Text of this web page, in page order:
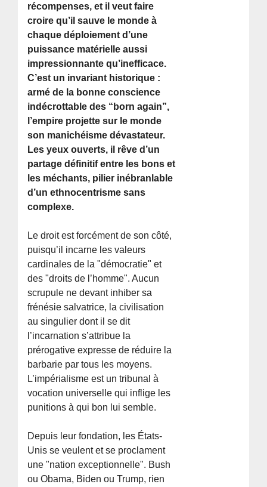
récompenses, et il veut faire
croire qu’il sauve le monde à
chaque déploiement d’une
puissance matérielle aussi
impressionnante qu’inefficace.
C’est un invariant historique :
armé de la bonne conscience
indécrottable des “born again”,
l’empire projette sur le monde
son manichéisme dévastateur.
Les yeux ouverts, il rêve d’un
partage définitif entre les bons et
les méchants, pilier inébranlable
d’un ethnocentrisme sans
complexe.
Le droit est forcément de son côté,
puisqu’il incarne les valeurs
cardinales de la "démocratie" et
des "droits de l’homme". Aucun
scrupule ne devant inhiber sa
frénésie salvatrice, la civilisation
au singulier dont il se dit
l’incarnation s’attribue la
prérogative expresse de réduire la
barbarie par tous les moyens.
L’impérialisme est un tribunal à
vocation universelle qui inflige les
punitions à qui bon lui semble.
Depuis leur fondation, les États-
Unis se veulent et se proclament
une "nation exceptionnelle". Bush
ou Obama, Biden ou Trump, rien